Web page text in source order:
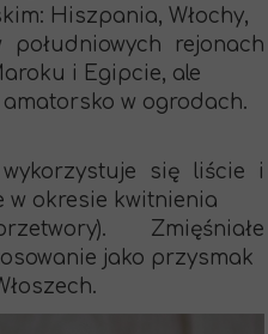
Hiszpania, Włochy,
rejonach
i Egipcie, ale
amatorsko w ogrodach.
się liście i
w okresie kwitnienia
Zmięśniałe
jako przysmak